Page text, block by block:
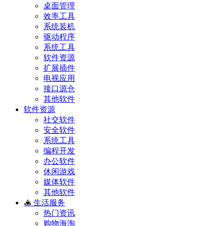
桌面管理
效率工具
系统装机
驱动程序
系统工具
软件资源
扩展插件
电视应用
接口源仓
其他软件
软件资源
社交软件
安全软件
系统工具
编程开发
办公软件
休闲游戏
媒体软件
其他软件
生活服务
热门资讯
购物海淘